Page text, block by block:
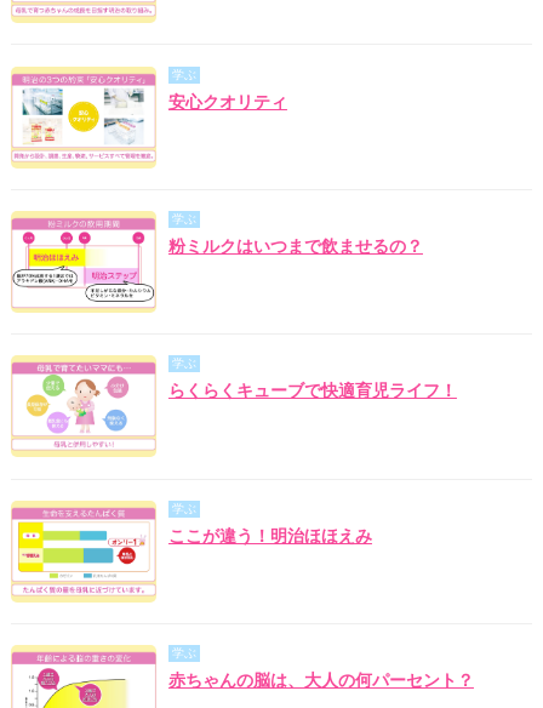
学ぶ
安心クオリティ
学ぶ
粉ミルクはいつまで飲ませるの？
学ぶ
らくらくキューブで快適育児ライフ！
学ぶ
ここが違う！明治ほほえみ
学ぶ
赤ちゃんの脳は、大人の何パーセント？